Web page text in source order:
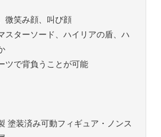
微笑み顔、叫び顔
スターソード、ハイリアの盾、ハ
ツで背負うことが可能
塗装済み可動フィギュア・ノンス